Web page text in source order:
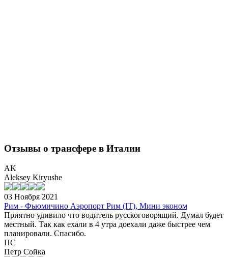
Отзывы о трансфере в Италии
AK
Aleksey Kiryushe
03 Ноября 2021
Рим - Фьюмичино Аэропорт Рим (IT), Мини эконом
Приятно удивило что водитель русскоговорящий. Думал будет
местный. Так как ехали в 4 утра доехали даже быстрее чем
планировали. Спасибо.
ПС
Петр Сойка